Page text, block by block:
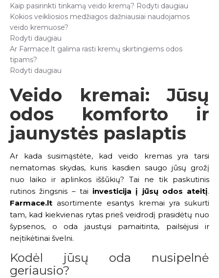
Veido kremai: Jūsų
odos komforto ir
jaunystės paslaptis
Ar kada susimąstėte, kad veido kremas yra tarsi
nematomas skydas, kuris kasdien saugo jūsų grožį
nuo laiko ir aplinkos iššūkių? Tai ne tik paskutinis
rutinos žingsnis – tai investicija į jūsų odos ateitį.
Farmace.lt asortimente esantys kremai yra sukurti
tam, kad kiekvienas rytas prieš veidrodį prasidėtų nuo
šypsenos, o oda jaustųsi pamaitinta, pailsėjusi ir
neįtikėtinai švelni.
Kodėl jūsų oda nusipelnė
geriausio?
Kaip pasirinkti tinkamą veido kremą? Rodyti daugiau
Kokios veikliosios medžiagos dažniausiai naudojamos
veido kremuose?
Rodyti daugiau
Ar Farmace.lt galima rasti kremų skirtingiems odos
tipams?
Rodyti daugiau